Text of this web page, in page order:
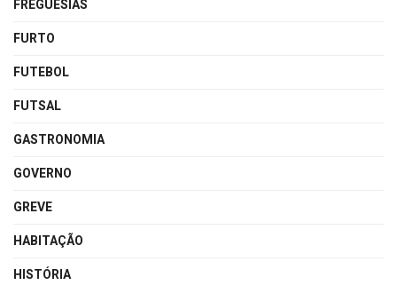
FREGUESIAS
FURTO
FUTEBOL
FUTSAL
GASTRONOMIA
GOVERNO
GREVE
HABITAÇÃO
HISTÓRIA